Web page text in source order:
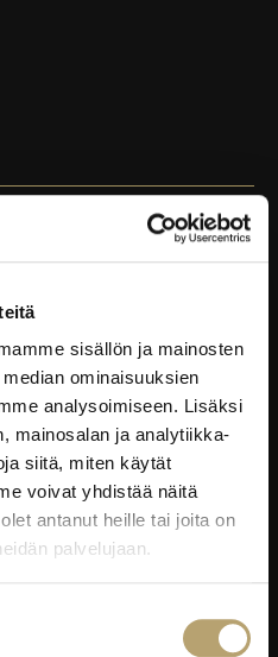
sisällön ja mainosten
ominaisuuksien
analysoimiseen. Lisäksi
mainosalan ja analytiikka-
siitä, miten käytät
voivat yhdistää näitä
antanut heille tai joita on
palvelujaan.